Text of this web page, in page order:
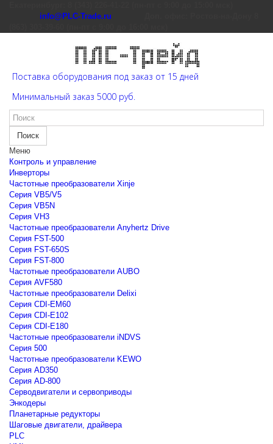
info@PLC-Trade.ru
Поставка оборудования под заказ от 15 дней
Минимальный заказ 5000 руб.
Поиск
Меню
Контроль и управление
Инверторы
Частотные преобразователи Xinje
Cерия VB5/V5
Cерия VB5N
Cерия VH3
Частотные преобразователи Anyhertz Drive
Серия FST-500
Серия FST-650S
Серия FST-800
Частотные преобразователи AUBO
Серия AVF580
Частотные преобразователи Delixi
Серия CDI-EM60
Серия CDI-E102
Серия CDI-E180
Частотные преобразователи iNDVS
Серия 500
Частотные преобразователи KEWO
Серия AD350
Серия AD-800
Серводвигатели и сервоприводы
Энкодеры
Планетарные редукторы
Шаговые двигатели, драйвера
PLC